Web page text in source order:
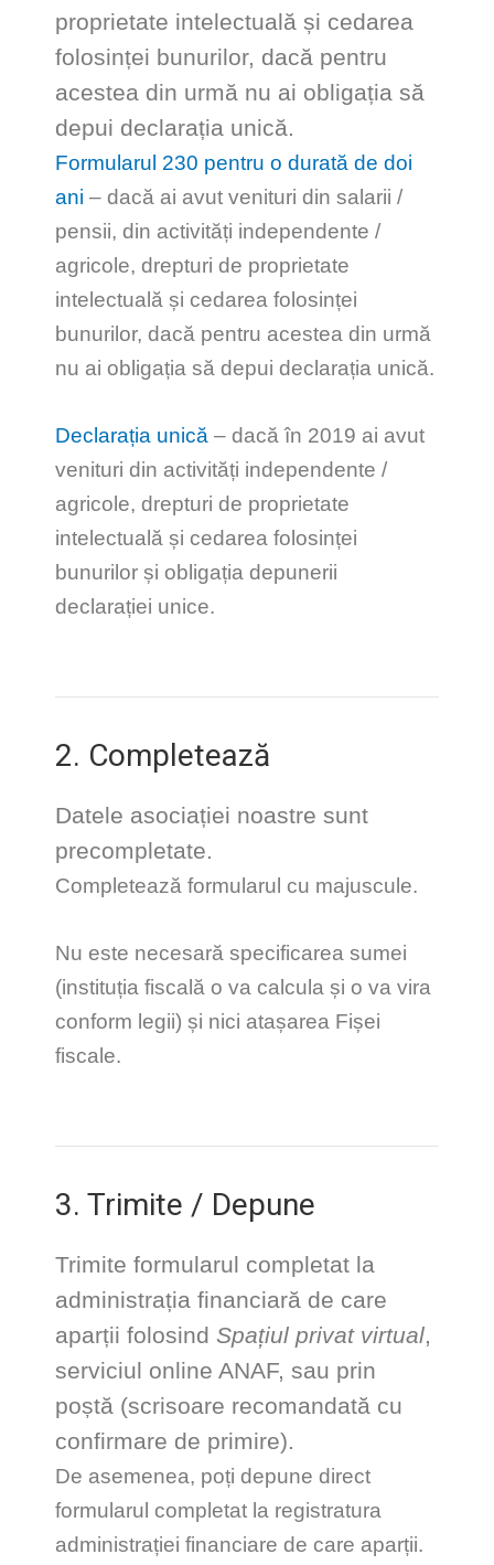
proprietate intelectuală și cedarea
folosinței bunurilor, dacă pentru
acestea din urmă nu ai obligația să
depui declarația unică.
Formularul 230 pentru o durată de doi
ani – dacă ai avut venituri din salarii /
pensii, din activități independente /
agricole, drepturi de proprietate
intelectuală și cedarea folosinței
bunurilor, dacă pentru acestea din urmă
nu ai obligația să depui declarația unică.
Declarația unică – dacă în 2019 ai avut
venituri din activități independente /
agricole, drepturi de proprietate
intelectuală și cedarea folosinței
bunurilor și obligația depunerii
declarației unice.
2. Completează
Datele asociației noastre sunt
precompletate.
Completează formularul cu majuscule.
Nu este necesară specificarea sumei
(instituția fiscală o va calcula și o va vira
conform legii) și nici atașarea Fișei
fiscale.
3. Trimite / Depune
Trimite formularul completat la
administrația financiară de care
aparții folosind Spațiul privat virtual,
serviciul online ANAF, sau prin
poștă (scrisoare recomandată cu
confirmare de primire).
De asemenea, poți depune direct
formularul completat la registratura
administrației financiare de care aparții.